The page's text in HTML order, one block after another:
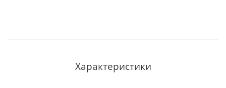
Характеристики